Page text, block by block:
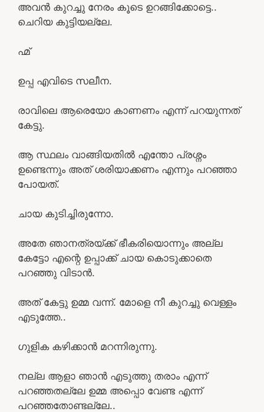
അവൻ കുറച്ചു നേരം കൂടെ ഉറങ്ങിക്കോട്ടെ..
ചെറിയ കുട്ടിയല്ലേ.
ഹ്മ്
ഉപ്പ എവിടെ സലീന.
രാവിലെ ആരെയോ കാണണം എന്ന് പറയുന്നത്
കേട്ടു.
ആ സ്ഥലം വാങ്ങിയതിൽ എന്തോ പ്രശ്നം
ഉണ്ടെന്നും അത് ശരിയാക്കണം എന്നും പറഞ്ഞാ
പോയത്.
ചായ കുടിച്ചിരുന്നോ.
അതേ ഞാനത്രയ്ക്ക് ഭീകരിയൊന്നും അല്ല
കേട്ടോ എന്റെ ഉപ്പാക്ക് ചായ കൊടുക്കാതെ
പറഞ്ഞു വിടാൻ.
അത് കേട്ടു ഉമ്മ വന്ന്. മോളെ നീ കുറച്ചു വെള്ളം
എടുത്തേ..
ഗുളിക കഴിക്കാൻ മറന്നിരുന്നു.
നല്ല ആളാ ഞാൻ എടുത്തു തരാം എന്ന്
പറഞ്ഞതല്ലേ ഉമ്മ അപ്പൊ വേണ്ട എന്ന്
പറഞ്ഞതോണ്ടല്ലേ..